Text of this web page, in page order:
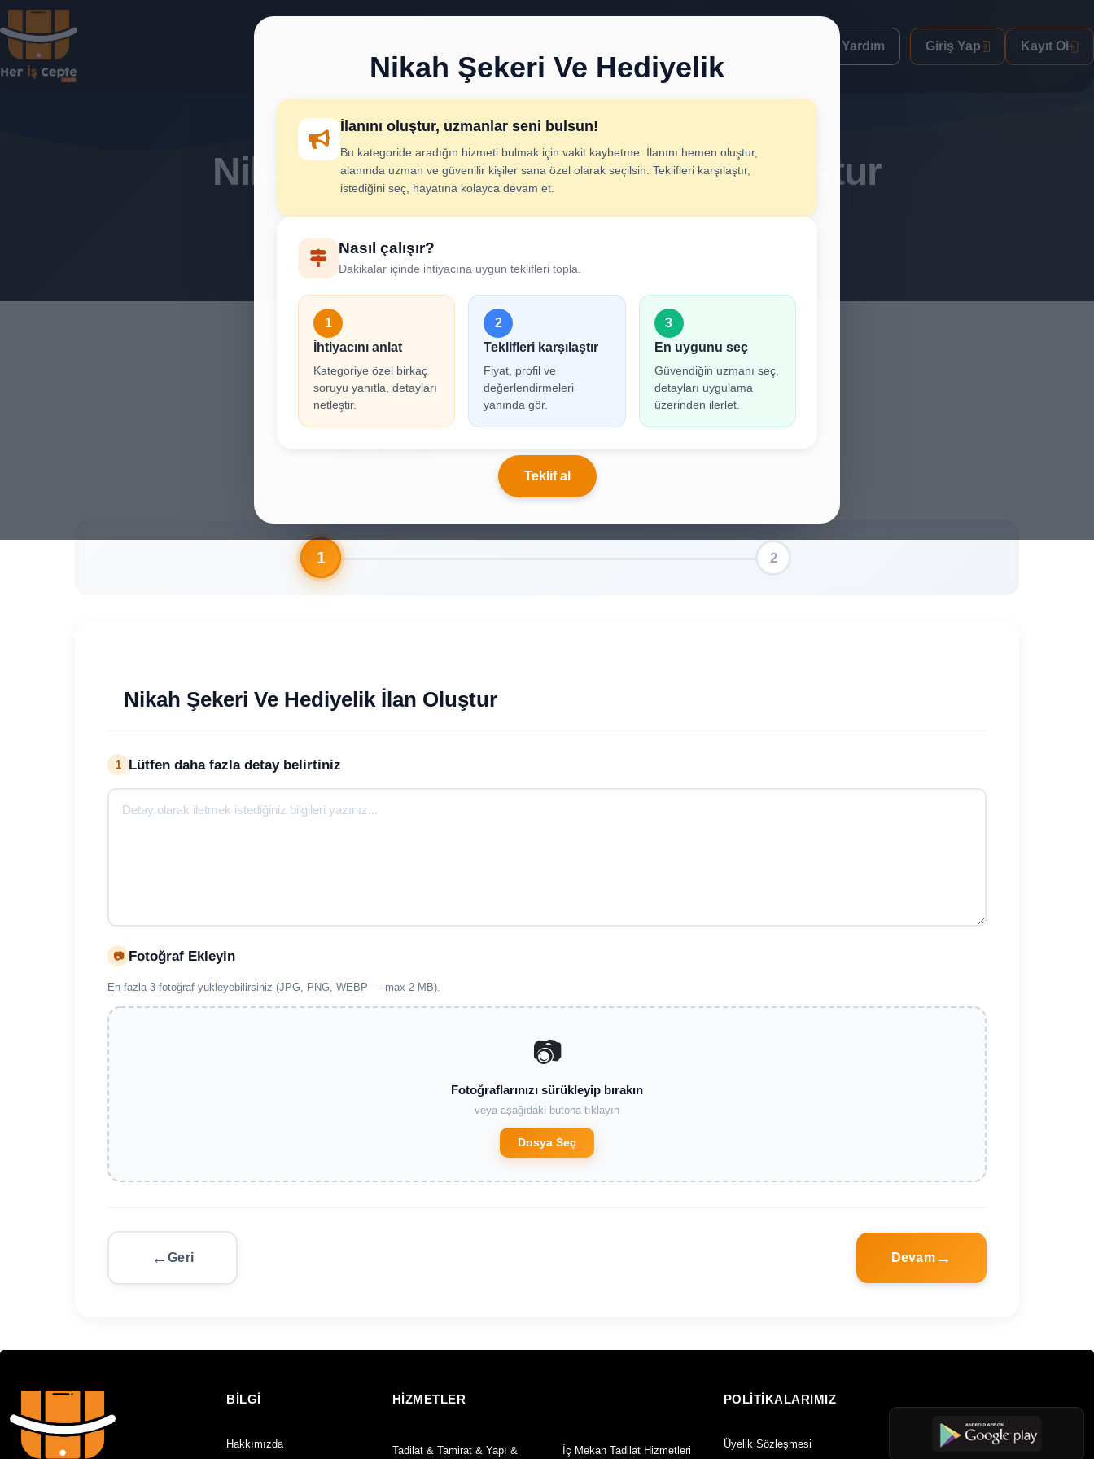
Yardım Giriş Yap Kayıt Ol
Nikah Şekeri Ve Hediyelik
İlanını oluştur, uzmanlar seni bulsun!
Bu kategoride aradığın hizmeti bulmak için vakit kaybetme. İlanını hemen oluştur,
alanında uzman ve güvenilir kişiler sana özel olarak seçilsin. Teklifleri karşılaştır,
istediğini seç, hayatına kolayca devam et.
Nasıl çalışır?
Dakikalar içinde ihtiyacına uygun teklifleri topla.
1
İhtiyacını anlat
Kategoriye özel birkaç
soruyu yanıtla, detayları
netleştir.
2
Teklifleri karşılaştır
Fiyat, profil ve
değerlendirmeleri
yanında gör.
3
En uygunu seç
Güvendiğin uzmanı seç,
detayları uygulama
üzerinden ilerlet.
Teklif al
Nikah Şekeri Ve Hediyelik İlan Oluştur
İhtiyacını adım adım belirt; uygun hizmet verenlerden hızlıca teklif al.
! İlan oluşturabilmek için giriş yapmanız gerekmektedir.
Hesabınız yoksa birkaç adımda kolayca kayıt olabilirsiniz.
Nikah Şekeri Ve Hediyelik İlan Oluştur
1 Lütfen daha fazla detay belirtiniz
📷 Fotoğraf Ekleyin
En fazla 3 fotoğraf yükleyebilirsiniz (JPG, PNG, WEBP — max 2 MB).
📷
Fotoğraflarınızı sürükleyip bırakın
veya aşağıdaki butona tıklayın
Dosya Seç
Geri Devam
BİLGİ
Hakkımızda
HİZMETLER
Tadilat & Tamirat & Yapı & İç Mekan Tadilat Hizmetleri
POLİTİKALARIMIZ
Üyelik Sözleşmesi